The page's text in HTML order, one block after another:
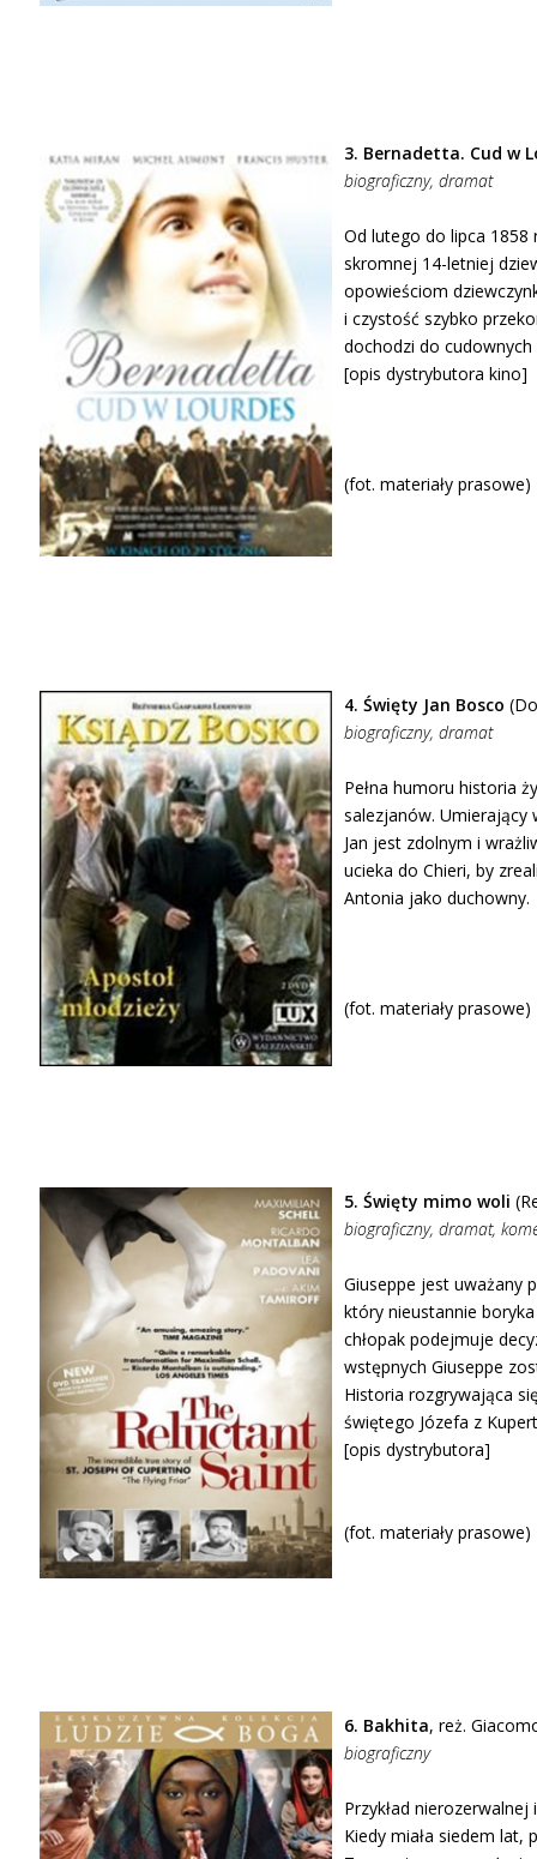
3. Bernadetta. Cud w
biograficzny, dramat
Od lutego do lipca
skromnej 14-letniej
opowieściom
i czystość szybko
dochodzi do
[opis dystrybutora kino]
(fot. materiały prasowe)
4. Święty Jan Bosco
biograficzny, dramat
Pełna humoru historia
salezjanów. Umierający
Jan jest zdolnym i
ucieka do Chieri, by
Antonia jako duchowny.
(fot. materiały prasowe)
5. Święty mimo woli
biograficzny, dramat,
Giuseppe jest uważany
który nieustannie
chłopak podejmuje
wstępnych Giuseppe
Historia rozgrywająca
świętego Józefa z
[opis dystrybutora]
(fot. materiały prasowe)
6. Bakhita, reż.
biograficzny
Przykład
Kiedy miała siedem lat,